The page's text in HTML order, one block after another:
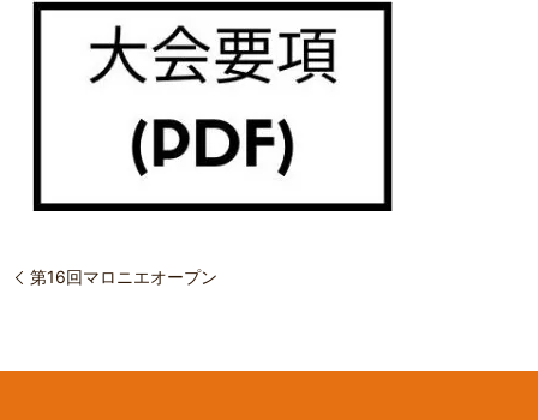
第16回マロニエオープン